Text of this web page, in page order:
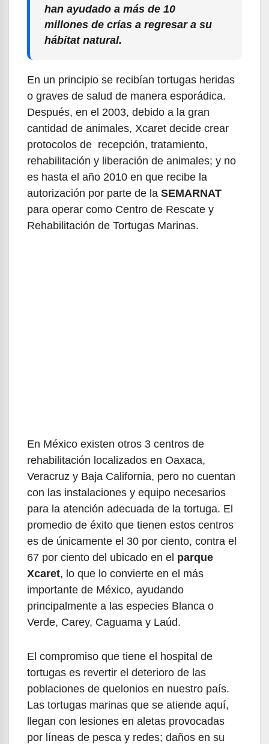
han ayudado a más de 10
millones de crías a regresar a su
hábitat natural.
En un principio se recibían tortugas heridas
o graves de salud de manera esporádica.
Después, en el 2003, debido a la gran
cantidad de animales, Xcaret decide crear
protocolos de recepción, tratamiento,
rehabilitación y liberación de animales; y no
es hasta el año 2010 en que recibe la
autorización por parte de la SEMARNAT
para operar como Centro de Rescate y
Rehabilitación de Tortugas Marinas.
En México existen otros 3 centros de
rehabilitación localizados en Oaxaca,
Veracruz y Baja California, pero no cuentan
con las instalaciones y equipo necesarios
para la atención adecuada de la tortuga. El
promedio de éxito que tienen estos centros
es de únicamente el 30 por ciento, contra el
67 por ciento del ubicado en el parque
Xcaret, lo que lo convierte en el más
importante de México, ayudando
principalmente a las especies Blanca o
Verde, Carey, Caguama y Laúd.
El compromiso que tiene el hospital de
tortugas es revertir el deterioro de las
poblaciones de quelonios en nuestro país.
Las tortugas marinas que se atiende aquí,
llegan con lesiones en aletas provocadas
por líneas de pesca y redes; daños en su